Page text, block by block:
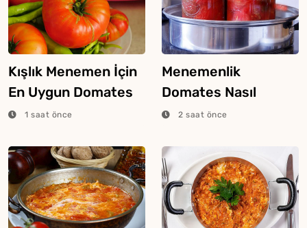
Kışlık Menemen İçin
En Uygun Domates
Nasıl Seçilir?
1 saat önce
Menemenlik
Domates Nasıl
Hazırlanır?
2 saat önce